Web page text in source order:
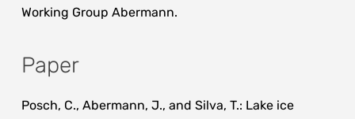
Working Group Abermann.
Paper
Posch, C., Abermann, J., and Silva, T.: Lake ice